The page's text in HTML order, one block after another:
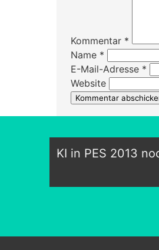
Kommentar *
Name *
E-Mail-Adresse *
Website
KI in PES 2013